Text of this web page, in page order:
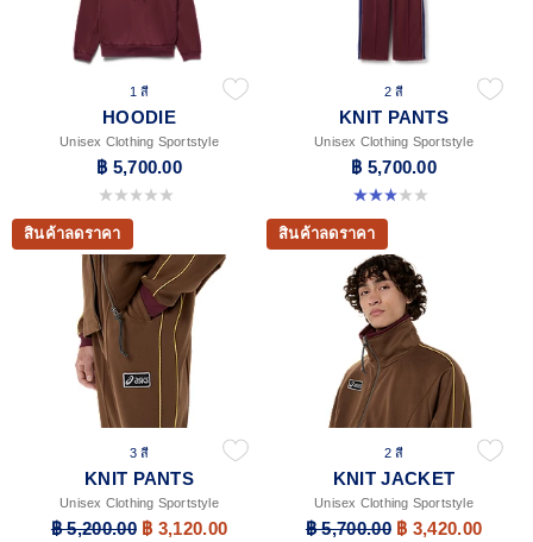
1 สี
HOODIE
Unisex Clothing Sportstyle
฿ 5,700.00
0.0 จาก 5 ดาว
2 สี
KNIT PANTS
Unisex Clothing Sportstyle
฿ 5,700.00
3.0 จาก 5 ดาว 1 รีวิว
สินค้าลดราคา
3 สี
KNIT PANTS
Unisex Clothing Sportstyle
฿ 5,200.00 ฿ 3,120.00
สินค้าลดราคา
2 สี
KNIT JACKET
Unisex Clothing Sportstyle
฿ 5,700.00 ฿ 3,420.00